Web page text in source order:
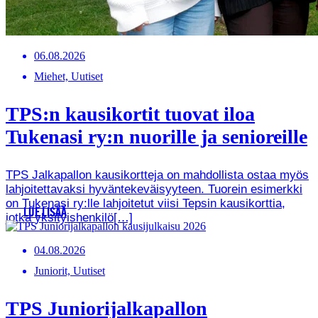
06.08.2026
Miehet, Uutiset
TPS:n kausikortit tuovat iloa
Tukenasi ry:n nuorille ja senioreille
TPS Jalkapallon kausikortteja on mahdollista ostaa myös
lahjoitettavaksi hyväntekeväisyyteen. Tuorein esimerkki
on Tukenasi ry:lle lahjoitetut viisi Tepsin kausikorttia,
jotka yksityishenkilö[…]
LUE LISÄÄ
04.08.2026
Juniorit, Uutiset
TPS Juniorijalkapallon